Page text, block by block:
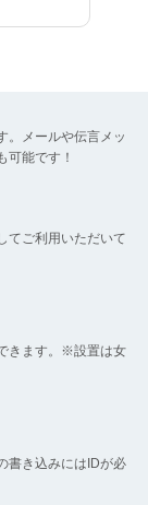
。メールや伝言メッ
可能です！
てご利用いただいて
きます。※設置は女
書き込みにはIDが必